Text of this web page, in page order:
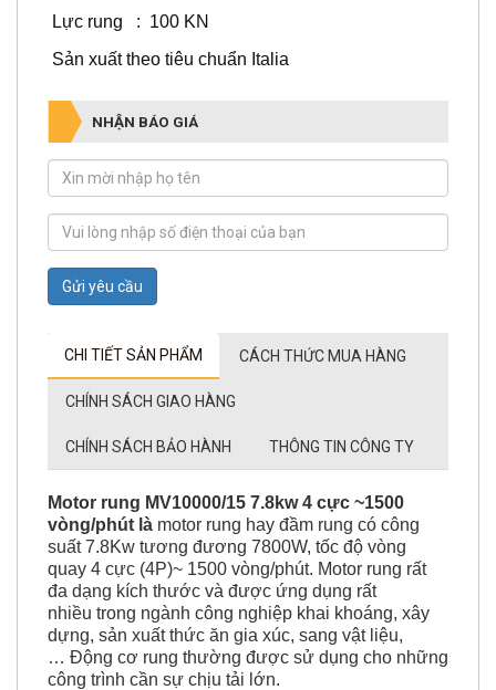
Lực rung : 100 KN
Sản xuất theo tiêu chuẩn Italia
NHẬN BÁO GIÁ
Gửi yêu cầu
CHI TIẾT SẢN PHẨM CÁCH THỨC MUA HÀNG
CHÍNH SÁCH GIAO HÀNG
CHÍNH SÁCH BẢO HÀNH THÔNG TIN CÔNG TY
Motor rung MV10000/15 7.8kw 4 cực ~1500
vòng/phút là motor rung hay đầm rung có công
suất 7.8Kw tương đương 7800W, tốc độ vòng
quay 4 cực (4P)~ 1500 vòng/phút. Motor rung rất
đa dạng kích thước và được ứng dụng rất
nhiều trong ngành công nghiệp khai khoáng, xây
dựng, sản xuất thức ăn gia xúc, sang vật liệu,
… Động cơ rung thường được sử dụng cho những
công trình cần sự chịu tải lớn.